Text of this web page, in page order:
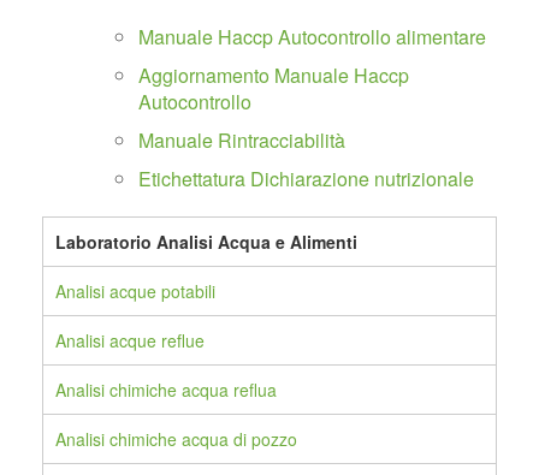
Manuale Haccp Autocontrollo alimentare
Aggiornamento Manuale Haccp
Autocontrollo
Manuale Rintracciabilità
Etichettatura Dichiarazione nutrizionale
Laboratorio Analisi Acqua e Alimenti
Analisi acque potabili
Analisi acque reflue
Analisi chimiche acqua reflua
Analisi chimiche acqua di pozzo